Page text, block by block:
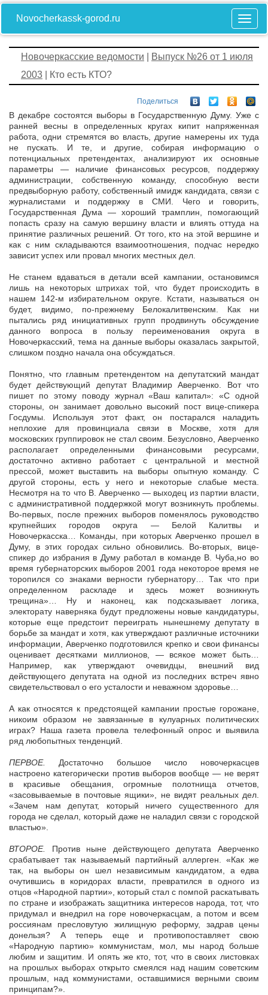
Novocherkassk-gorod.ru
Новочеркасские ведомости
Выпуск №26 от 1 июля
2003 | Кто есть КТО?
Поделиться
В декабре состоятся выборы в Государственную Думу. Уже с
ранней весны в определенных кругах кипит напряженная
работа, одни стремятся во власть, другие намерены их туда
не пускать. И те, и другие, собирая информацию о
потенциальных претендентах, анализируют их основные
параметры — наличие финансовых ресурсов, поддержку
администрации, собственную команду, способную вести
предвыборную работу, собственный имидж кандидата, связи с
журналистами и поддержку в СМИ. Чего и говорить,
Государственная Дума — хороший трамплин, помогающий
попасть сразу на самую вершину власти и влиять оттуда на
принятие различных решений. От того, кто на этой вершине и
как с ним складываются взаимоотношения, подчас нередко
зависит успех или провал многих местных дел.
Не станем вдаваться в детали всей кампании, остановимся
лишь на некоторых штрихах той, что будет происходить в
нашем 142-м избирательном округе. Кстати, называться он
будет, видимо, по-прежнему Белокалитвенским. Как ни
пытались ряд инициативных групп продвинуть обсуждение
данного вопроса в пользу переименования округа в
Новочеркасский, тема на данные выборы оказалась закрытой,
слишком поздно начала она обсуждаться.
Понятно, что главным претендентом на депутатский мандат
будет действующий депутат Владимир Аверченко. Вот что
пишет по этому поводу журнал «Ваш капитал»: «С одной
стороны, он занимает довольно высокий пост вице-спикера
Госдумы. Используя этот факт, он постарался наладить
неплохие для провинциала связи в Москве, хотя для
московских группировок не стал своим. Безусловно, Аверченко
располагает определенными финансовыми ресурсами,
достаточно активно работает с центральной и местной
прессой, может выставить на выборы опытную команду. С
другой стороны, есть у него и некоторые слабые места.
Несмотря на то что В. Аверченко — выходец из партии власти,
с административной поддержкой могут возникнуть проблемы.
Во-первых, после прежних выборов поменялось руководство
крупнейших городов округа — Белой Калитвы и
Новочеркасска… Команды, при которых Аверченко прошел в
Думу, в этих городах сильно обновились. Во-вторых, вице-
спикер до избрания в Думу работал в команде В. Чуба,но во
время губернаторских выборов 2001 года некоторое время не
торопился со знаками верности губернатору… Так что при
определенном раскладе и здесь может возникнуть
трещина»… Ну и наконец, как подсказывает логика,
электорату наверняка будут предложены новые кандидатуры,
которые еще предстоит переиграть нынешнему депутату в
борьбе за мандат и хотя, как утверждают различные источники
информации, Аверченко подготовился крепко и свои финансы
оценивает десятками миллионов, — всякое может быть…
Например, как утверждают очевидцы, внешний вид
действующего депутата на одной из последних встреч явно
свидетельствовал о его усталости и неважном здоровье…
А как относятся к предстоящей кампании простые горожане,
никоим образом не завязанные в кулуарных политических
играх? Наша газета провела телефонный опрос и выявила
ряд любопытных тенденций.
ПЕРВОЕ.
Достаточно большое число новочеркасцев
настроено категорически против выборов вообще — не верят
в красивые обещания, огромные полотнища отчетов,
«засовываемые в почтовые ящики», не видят реальных дел.
«Зачем нам депутат, который ничего существенного для
города не сделал, который даже не наладил связи с городской
властью».
ВТОРОЕ.
Против ныне действующего депутата Аверченко
срабатывает так называемый партийный аллерген. «Как же
так, на выборы он шел независимым кандидатом, а едва
очутившись в коридорах власти, превратился в одного из
отцов «Народной партии», который стал с помпой раскатывать
по стране и изображать защитника интересов народа, тот, что
придумал и внедрил на горе новочеркасцам, а потом и всем
россиянам пресловутую жилищную реформу, задрав цены
донельзя? А теперь еще и противопоставляет свою
«Народную партию» коммунистам, мол, мы народ больше
любим и защитим. И опять же кто, тот, что в своих листовках
на прошлых выборах открыто смеялся над нашим советским
прошлым, над коммунистами, оставшимися верными своим
принципам?».